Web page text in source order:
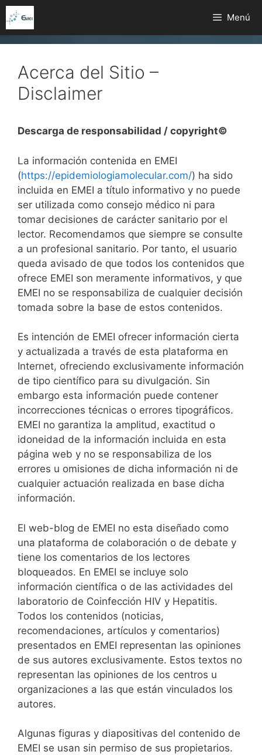
Saltar
al
contenido
Menú
Acerca del Sitio –
Disclaimer
Descarga de responsabilidad / copyright©
La información contenida en EMEI
(https://epidemiologiamolecular.com/) ha sido
incluida en EMEI a título informativo y no puede
ser utilizada como consejo médico ni para
tomar decisiones de carácter sanitario por el
lector. Recomendamos que siempre se consulte
a un profesional sanitario. Por tanto, el usuario
queda avisado de que todos los contenidos que
ofrece EMEI son meramente informativos, y que
EMEI no se responsabiliza de cualquier decisión
tomada sobre la base de estos contenidos.
Es intención de EMEI ofrecer información cierta
y actualizada a través de esta plataforma en
Internet, ofreciendo exclusivamente información
de tipo científico para su divulgación. Sin
embargo esta información puede contener
incorrecciones técnicas o errores tipográficos.
EMEI no garantiza la amplitud, exactitud o
idoneidad de la información incluida en esta
página web y no se responsabiliza de los
errores u omisiones de dicha información ni de
cualquier actuación realizada en base dicha
información.
El web-blog de EMEI no esta diseñado como
una plataforma de colaboración o de debate y
tiene los comentarios de los lectores
bloqueados. En EMEI se incluye solo
información científica o de las actividades del
laboratorio de Coinfección HIV y Hepatitis.
Todos los contenidos (noticias,
recomendaciones, artículos y comentarios)
presentados en EMEI representan las opiniones
de sus autores exclusivamente. Estos textos no
representan las opiniones de los centros u
organizaciones a las que están vinculados los
autores.
Algunas figuras y diapositivas del contenido de
EMEI se usan sin permiso de sus propietarios.